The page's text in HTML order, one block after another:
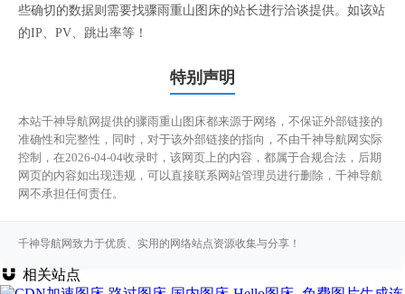
些确切的数据则需要找骤雨重山图床的站长进行洽谈提供。如该站
的IP、PV、跳出率等！
特别声明
本站千神导航网提供的骤雨重山图床都来源于网络，不保证外部链接的
准确性和完整性，同时，对于该外部链接的指向，不由千神导航网实际
控制，在2026-04-04收录时，该网页上的内容，都属于合规合法，后期
网页的内容如出现违规，可以直接联系网站管理员进行删除，千神导航
网不承担任何责任。
千神导航网致力于优质、实用的网络站点资源收集与分享！
相关站点